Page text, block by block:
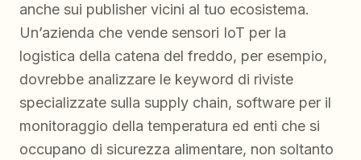
anche sui publisher vicini al tuo ecosistema.
Un’azienda che vende sensori IoT per la
logistica della catena del freddo, per esempio,
dovrebbe analizzare le keyword di riviste
specializzate sulla supply chain, software per il
monitoraggio della temperatura ed enti che si
occupano di sicurezza alimentare, non soltanto